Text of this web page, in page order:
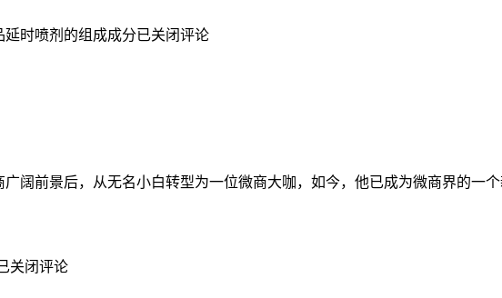
时喷剂的组成成分已关闭评论
阔前景后，从无名小白转型为一位微商大咖，如今，他已成为微商界的一
关闭评论